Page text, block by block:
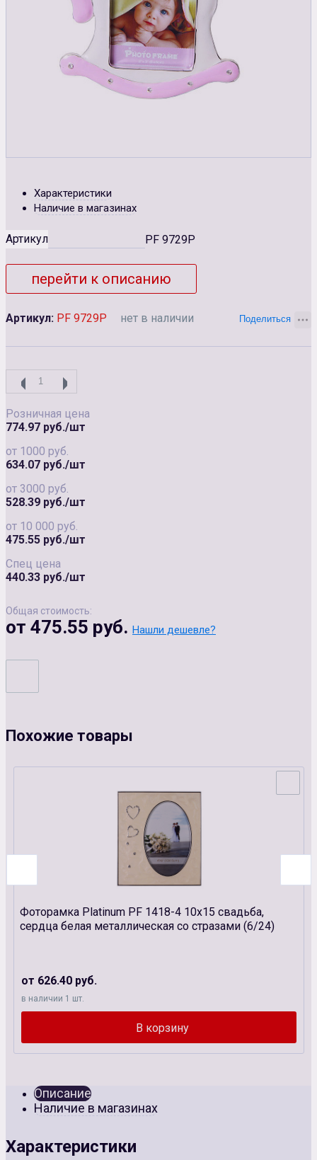
Характеристики
Наличие в магазинах
Артикул PF 9729Р
перейти к описанию
Артикул: PF 9729Р нет в наличии
Розничная цена
774.97 руб./шт
от 1000 руб.
634.07 руб./шт
от 3000 руб.
528.39 руб./шт
от 10 000 руб.
475.55 руб./шт
Спец цена
440.33 руб./шт
Общая стоимость:
от 475.55 руб. Нашли дешевле?
Похожие товары
Фоторамка Platinum PF 1418-4 10x15 свадьба,
сердца белая металлическая со стразами (6/24)
от 626.40 руб.
в наличии 1 шт.
Описание
Наличие в магазинах
Характеристики